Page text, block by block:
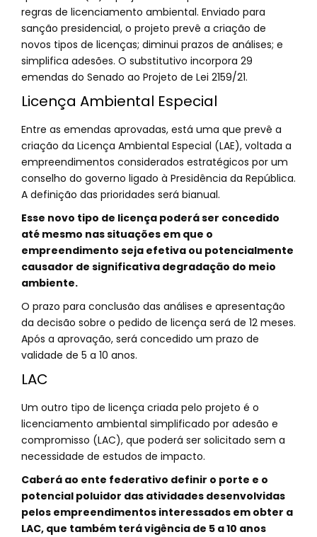
regras de licenciamento ambiental. Enviado para
sanção presidencial, o projeto prevê a criação de
novos tipos de licenças; diminui prazos de análises; e
simplifica adesões. O substitutivo incorpora 29
emendas do Senado ao Projeto de Lei 2159/21.
Licença Ambiental Especial
Entre as emendas aprovadas, está uma que prevê a
criação da Licença Ambiental Especial (LAE), voltada a
empreendimentos considerados estratégicos por um
conselho do governo ligado à Presidência da República.
A definição das prioridades será bianual.
Esse novo tipo de licença poderá ser concedido
até mesmo nas situações em que o
empreendimento seja efetiva ou potencialmente
causador de significativa degradação do meio
ambiente.
O prazo para conclusão das análises e apresentação
da decisão sobre o pedido de licença será de 12 meses.
Após a aprovação, será concedido um prazo de
validade de 5 a 10 anos.
LAC
Um outro tipo de licença criada pelo projeto é o
licenciamento ambiental simplificado por adesão e
compromisso (LAC), que poderá ser solicitado sem a
necessidade de estudos de impacto.
Caberá ao ente federativo definir o porte e o
potencial poluidor das atividades desenvolvidas
pelos empreendimentos interessados em obter a
LAC, que também terá vigência de 5 a 10 anos